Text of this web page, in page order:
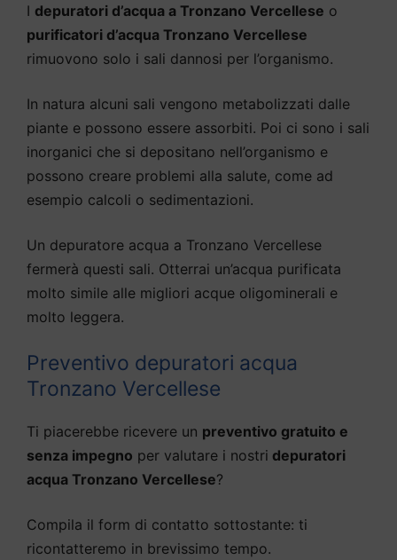
I depuratori d’acqua a Tronzano Vercellese o
purificatori d’acqua Tronzano Vercellese
rimuovono solo i sali dannosi per l’organismo.
In natura alcuni sali vengono metabolizzati dalle
piante e possono essere assorbiti. Poi ci sono i sali
inorganici che si depositano nell’organismo e
possono creare problemi alla salute, come ad
esempio calcoli o sedimentazioni.
Un depuratore acqua a Tronzano Vercellese
fermerà questi sali. Otterrai un’acqua purificata
molto simile alle migliori acque oligominerali e
molto leggera.
Preventivo depuratori acqua
Tronzano Vercellese
Ti piacerebbe ricevere un preventivo gratuito e
senza impegno per valutare i nostri depuratori
acqua Tronzano Vercellese?
Compila il form di contatto sottostante: ti
ricontatteremo in brevissimo tempo.